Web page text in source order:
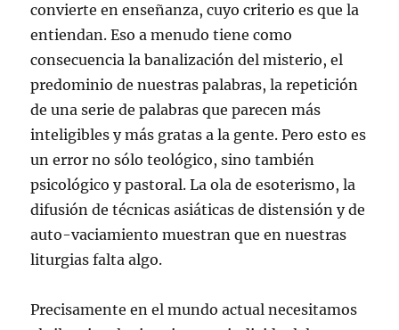
convierte en enseñanza, cuyo criterio es que la
entiendan. Eso a menudo tiene como
consecuencia la banalización del misterio, el
predominio de nuestras palabras, la repetición
de una serie de palabras que parecen más
inteligibles y más gratas a la gente. Pero esto es
un error no sólo teológico, sino también
psicológico y pastoral. La ola de esoterismo, la
difusión de técnicas asiáticas de distensión y de
auto-vaciamiento muestran que en nuestras
liturgias falta algo.
Precisamente en el mundo actual necesitamos